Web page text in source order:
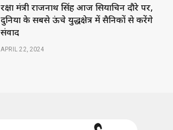
रक्षा मंत्री राजनाथ सिंह आज सियाचिन दौरे पर,
दुनिया के सबसे ऊंचे युद्धक्षेत्र में सैनिकों से करेंगे
संवाद
APRIL 22, 2024